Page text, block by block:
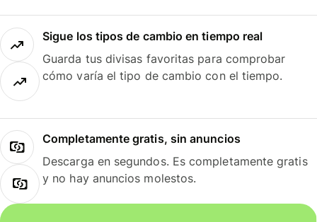
Sigue los tipos de cambio en tiempo real
Guarda tus divisas favoritas para comprobar
cómo varía el tipo de cambio con el tiempo.
Completamente gratis, sin anuncios
Descarga en segundos. Es completamente gratis
y no hay anuncios molestos.